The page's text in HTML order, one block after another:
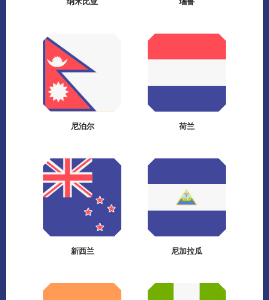
尼泊尔 荷兰
新西兰 尼加拉瓜